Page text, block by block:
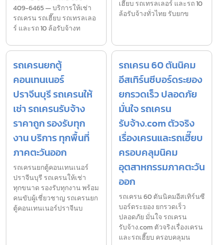
409-6465 — บริการให้เช่า
รถเครน รถเฮี๊ยบ รถเทรลเลอ
ร์ และรถ 10 ล้อรับจ้างท
เฮี๊ยบ รถเทรลเลอร์ และรถ 10
ล้อรับจ้างทั่วไทย รับยกข
รถเครนยกตู้
คอนเทนเนอร์
ปราจีนบุรี รถเครนให้
เช่า รถเครนรับจ้าง
ราคาถูก รองรับทุก
งาน บริการ ทุกพื้นที่
ภาคตะวันออก
รถเครนยกตู้คอนเทนเนอร์
ปราจีนบุรี รถเครนให้เช่า
ทุกขนาด รองรับทุกงาน พร้อม
คนขับผู้เชี่ยวชาญ รถเครนยก
ตู้คอนเทนเนอร์ปราจีนบ
รถเครน 60 ตันนิคม
อีสเทิร์นซีบอร์ดระยอง
ยกรวดเร็ว ปลอดภัย
มั่นใจ รถเครน
รับจ้าง.com ตัวจริง
เรื่องเครนและรถเฮี๊ยบ
ครอบคลุมนิคม
อุตสาหกรรมภาคตะวัน
ออก
รถเครน 60 ตันนิคมอีสเทิร์นซี
บอร์ดระยอง ยกรวดเร็ว
ปลอดภัย มั่นใจ รถเครน
รับจ้าง.com ตัวจริงเรื่องเครน
และรถเฮี๊ยบ ครอบคลุมน